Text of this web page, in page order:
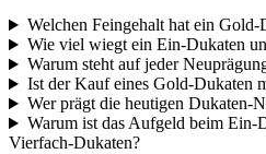
Welchen Feingehalt hat ein Gold-
Wie viel wiegt ein Ein-Dukaten
Warum steht auf jeder
Ist der Kauf eines Gold-Dukaten
Wer prägt die heutigen Dukaten-
Warum ist das Aufgeld beim Ein-
Vierfach-Dukaten?